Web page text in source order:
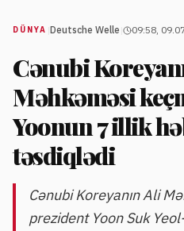
DÜNYA Deutsche Welle 09:58,
Cənubi
Məhkəməsi
Yoonun 7 illik
təsdiqlədi
Cənubi Koreyanın Ali
prezident Yoon Suk